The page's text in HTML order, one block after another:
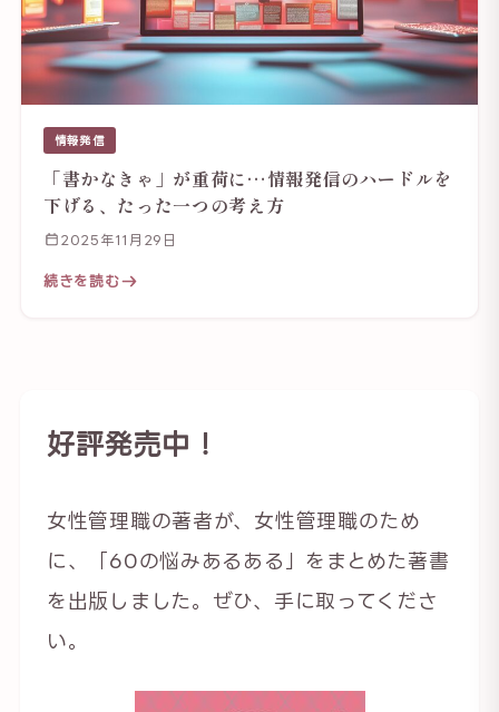
情報発信
「書かなきゃ」が重荷に…情報発信のハードルを
下げる、たった一つの考え方
2025年11月29日
続きを読む
好評発売中！
女性管理職の著者が、女性管理職のため
に、「60の悩みあるある」をまとめた著書
を出版しました。ぜひ、手に取ってくださ
い。